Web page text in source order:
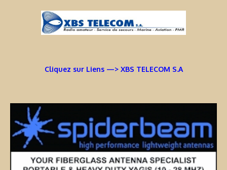
Cliquez sur Liens —> XBS TELECOM S.A